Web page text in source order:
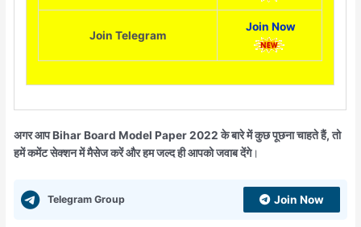
Join Telegram
Join Now
अगर आप Bihar Board Model Paper 2022 के बारे में कुछ पूछना चाहते हैं, तो
हमें कमेंट सेक्शन में मैसेज करें और हम जल्द ही आपको जवाब देंगे।
Telegram Group Join Now